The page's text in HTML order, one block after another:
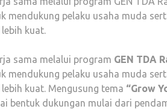
mendukung pelaku usaha muda
kuat.
sama melalui program GEN TDA
mendukung pelaku usaha muda
kuat. Mengusung tema “Grow
bentuk dukungan mulai dari